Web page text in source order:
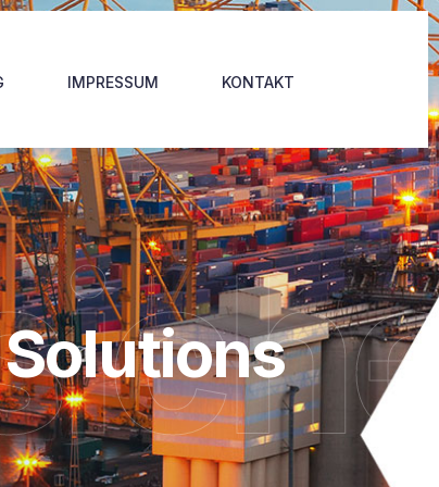
IMPRESSUM KONTAKT